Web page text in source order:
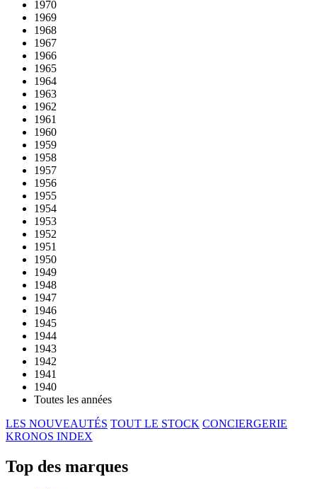
1970
1969
1968
1967
1966
1965
1964
1963
1962
1961
1960
1959
1958
1957
1956
1955
1954
1953
1952
1951
1950
1949
1948
1947
1946
1945
1944
1943
1942
1941
1940
Toutes les années
LES NOUVEAUTÉS TOUT LE STOCK CONCIERGERIE
KRONOS INDEX
Top des marques